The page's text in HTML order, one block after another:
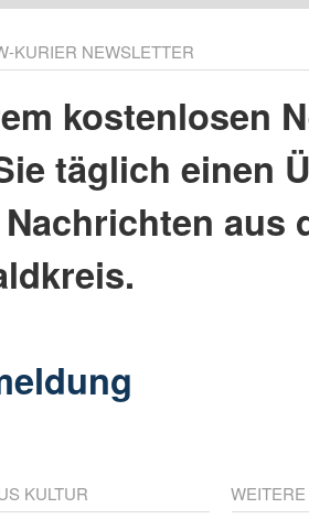
KURIER NEWSLETTER
kostenlosen
täglich einen
aus
KULTUR